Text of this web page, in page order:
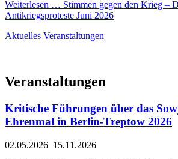
Weiterlesen … Stimmen gegen den Krieg –
Antikriegsproteste Juni 2026
Aktuelles Veranstaltungen
Veranstaltungen
Kritische Führungen über das
Ehrenmal in Berlin-Treptow 2026
02.05.2026–15.11.2026